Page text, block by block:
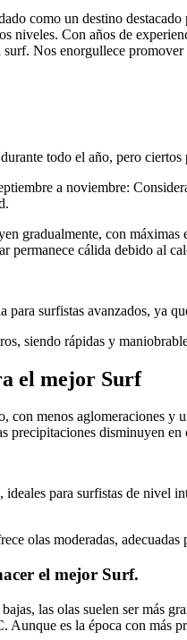
como un destino
niveles. Con años de
Nos enorgullece
todo el año, pero ciertos
a noviembre:
gradualmente, con
permanece cálida debido al
surfistas avanzados, ya
siendo rápidas y
el mejor Surf
menos aglomeraciones
precipitaciones disminuyen
para surfistas de nivel
olas moderadas,
el mejor Surf.
las olas suelen ser más
es la época con